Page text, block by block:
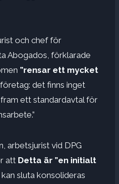
och chef för
Abogados, förklarade
”rensar ett mycket
det finns inget
ett standardavtal för
arbetsjurist vid DPG
att Detta är ”en initialt
kan sluta konsolideras